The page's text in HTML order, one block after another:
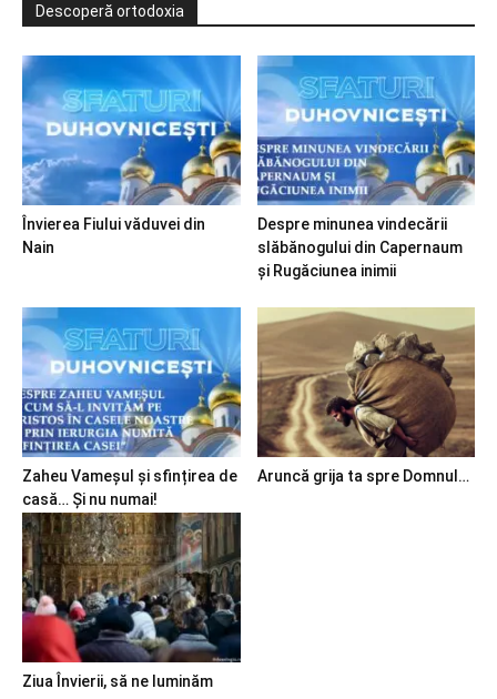
Descoperă ortodoxia
Învierea Fiului văduvei din
Nain
Despre minunea vindecării
slăbănogului din Capernaum
și Rugăciunea inimii
Zaheu Vameșul și sfințirea de
casă… Și nu numai!
Aruncă grija ta spre Domnul…
Ziua Învierii, să ne luminăm